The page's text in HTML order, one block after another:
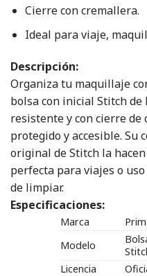
Cierre con cremallera.
Ideal para viaje,
Descripción:
Organiza tu maquillaje
bolsa con inicial Stitch de
resistente y con cierre
protegido y accesible. Su
original de Stitch la
perfecta para viajes o
de limpiar.
Especificaciones:
Marca
Modelo
Licencia